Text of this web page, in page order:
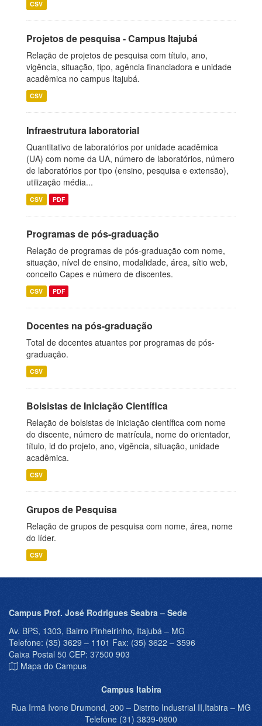
CSV
Projetos de pesquisa - Campus Itajubá
Relação de projetos de pesquisa com título, ano,
vigência, situação, tipo, agência financiadora e unidade
acadêmica no campus Itajubá.
CSV
Infraestrutura laboratorial
Quantitativo de laboratórios por unidade acadêmica
(UA) com nome da UA, número de laboratórios, número
de laboratórios por tipo (ensino, pesquisa e extensão),
utilização média...
CSV PDF
Programas de pós-graduação
Relação de programas de pós-graduação com nome,
situação, nível de ensino, modalidade, área, sítio web,
conceito Capes e número de discentes.
CSV PDF
Docentes na pós-graduação
Total de docentes atuantes por programas de pós-
graduação.
CSV
Bolsistas de Iniciação Científica
Relação de bolsistas de iniciação científica com nome
do discente, número de matrícula, nome do orientador,
título, id do projeto, ano, vigência, situação, unidade
acadêmica.
CSV
Grupos de Pesquisa
Relação de grupos de pesquisa com nome, área, nome
do líder.
CSV
Campus Prof. José Rodrigues Seabra – Sede
Av. BPS, 1303, Bairro Pinheirinho, Itajubá – MG
Telefone: (35) 3629 – 1101 Fax: (35) 3622 – 3596
Caixa Postal 50 CEP: 37500 903
Mapa do Campus
Campus Itabira
Rua Irmã Ivone Drumond, 200 – Distrito Industrial II,Itabira – MG
Telefone (31) 3839-0800